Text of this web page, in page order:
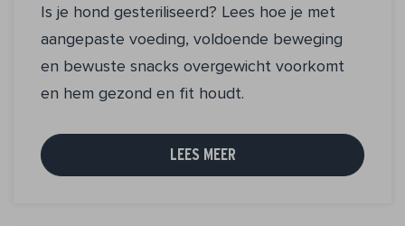
Is je hond gesteriliseerd? Lees hoe je met
aangepaste voeding, voldoende beweging
en bewuste snacks overgewicht voorkomt
en hem gezond en fit houdt.
LEES MEER